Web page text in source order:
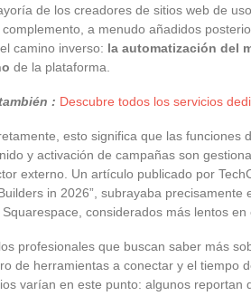
de los creadores de sitios web de
a menudo añadidos
camino inverso: la automatización del
de la plataforma.
: Descubre todos los servicios
esto significa que las funciones
y activación de campañas son
externo. Un artículo publicado por
in 2026”, subrayaba
Squarespace, considerados más lentos en
profesionales que buscan saber más
de herramientas a conectar y el tiempo
varían en este punto: algunos reportan